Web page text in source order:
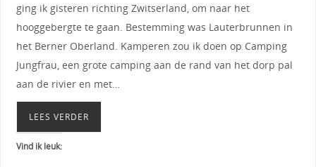
ging ik gisteren richting Zwitserland, om naar het
hooggebergte te gaan. Bestemming was Lauterbrunnen in
het Berner Oberland. Kamperen zou ik doen op Camping
Jungfrau, een grote camping aan de rand van het dorp pal
aan de rivier en met…
LEES VERDER
Vind ik leuk: